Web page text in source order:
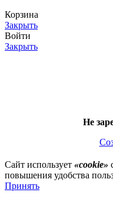
Корзина
Закрыть
Войти
Закрыть
Не
Сайт использует «cookie»
повышения удобства
Принять